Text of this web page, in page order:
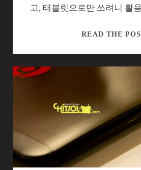
고, 태블릿으로만 쓰려니 활
READ THE